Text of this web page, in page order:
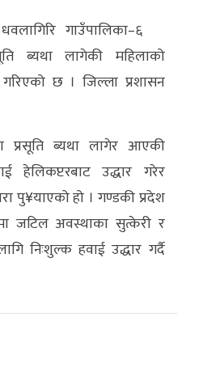
गाउँपालिका–६
ब्यथा लागेकी महिलाको
गरिएको छ । जिल्ला प्रशासन
प्रसूति ब्यथा लागेर आएकी
हेलिकप्टरबाट उद्धार गरेर
पु¥याएको हो । गण्डकी प्रदेश
जटिल अवस्थाका सुत्केरी र
निःशुल्क हवाई उद्धार गर्दै